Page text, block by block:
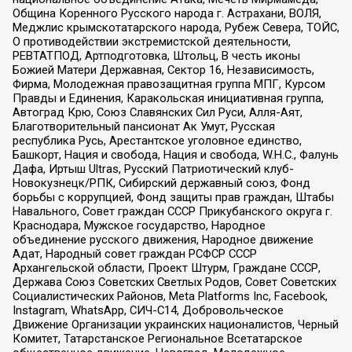
Община Коренного Русского народа г. Астрахани, ВОЛЯ,
Меджлис крымскотатарского народа, Рубеж Севера, ТОЙС,
О противодействии экстремистской деятельности,
РЕВТАТПОД, Артподготовка, Штольц, В честь иконы
Божией Матери Державная, Сектор 16, Независимость,
Фирма, Молодежная правозащитная группа МПГ, Курсом
Правды и Единения, Каракольская инициативная группа,
Автоград Крю, Союз Славянских Сил Руси, Алля-Аят,
Благотворительный пансионат Ак Умут, Русская
республика Русь, Арестантское уголовное единство,
Башкорт, Нация и свобода, Нация и свобода, W.H.С., Фалунь
Дафа, Иртыш Ultras, Русский Патриотический клуб-
Новокузнецк/РПК, Сибирский державный союз, Фонд
борьбы с коррупцией, Фонд защиты прав граждан, Штабы
Навального, Совет граждан СССР Прикубанского округа г.
Краснодара, Мужское государство, Народное
объединение русского движения, Народное движение
Адат, Народный совет граждан РСФСР СССР
Архангельской области, Проект Штурм, Граждане СССР,
Держава Союз Советских Светлых Родов, Совет Советских
Социалистических Районов, Meta Platforms Inc, Facebook,
Instagram, WhatsApp, СИЧ-С14, Добровольческое
Движение Организации украинских националистов, Черный
Комитет, Татарстанское Региональное Всетатарское